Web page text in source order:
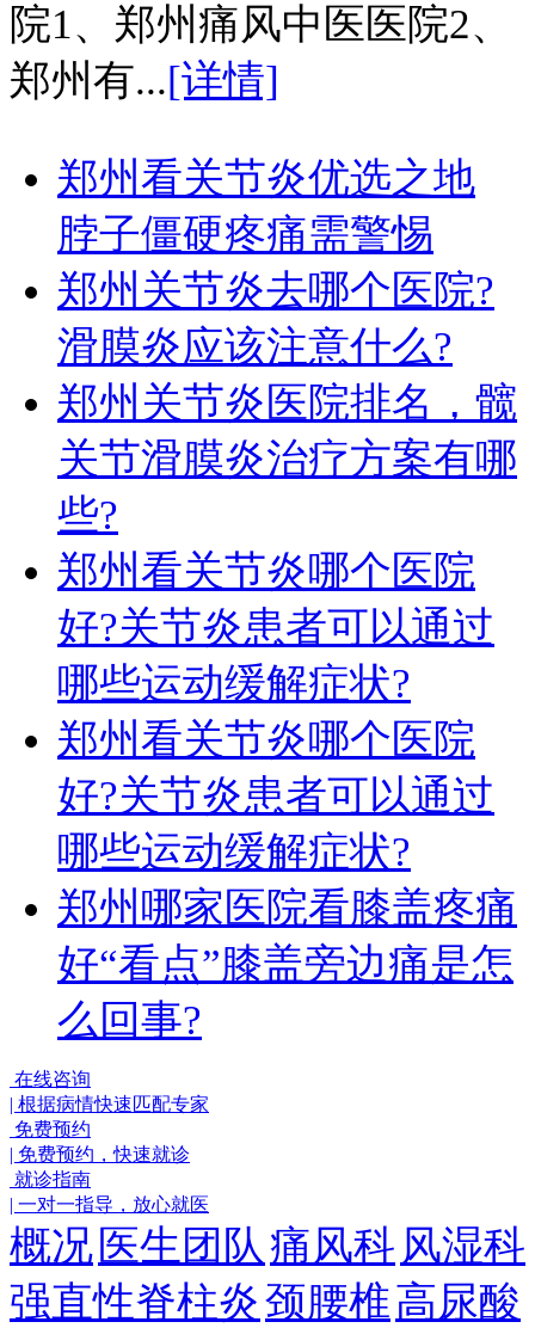
院1、郑州痛风中医医院2、
郑州有...[详情]
郑州看关节炎优选之地
脖子僵硬疼痛需警惕
郑州关节炎去哪个医院?
滑膜炎应该注意什么?
郑州关节炎医院排名，髋
关节滑膜炎治疗方案有哪
些?
郑州看关节炎哪个医院
好?关节炎患者可以通过
哪些运动缓解症状?
郑州看关节炎哪个医院
好?关节炎患者可以通过
哪些运动缓解症状?
郑州哪家医院看膝盖疼痛
好“看点”膝盖旁边痛是怎
么回事?
在线咨询
| 根据病情快速匹配专家
免费预约
| 免费预约，快速就诊
就诊指南
| 一对一指导，放心就医
概况 医生团队痛风科 风湿科
强直性脊柱炎颈腰椎高尿酸